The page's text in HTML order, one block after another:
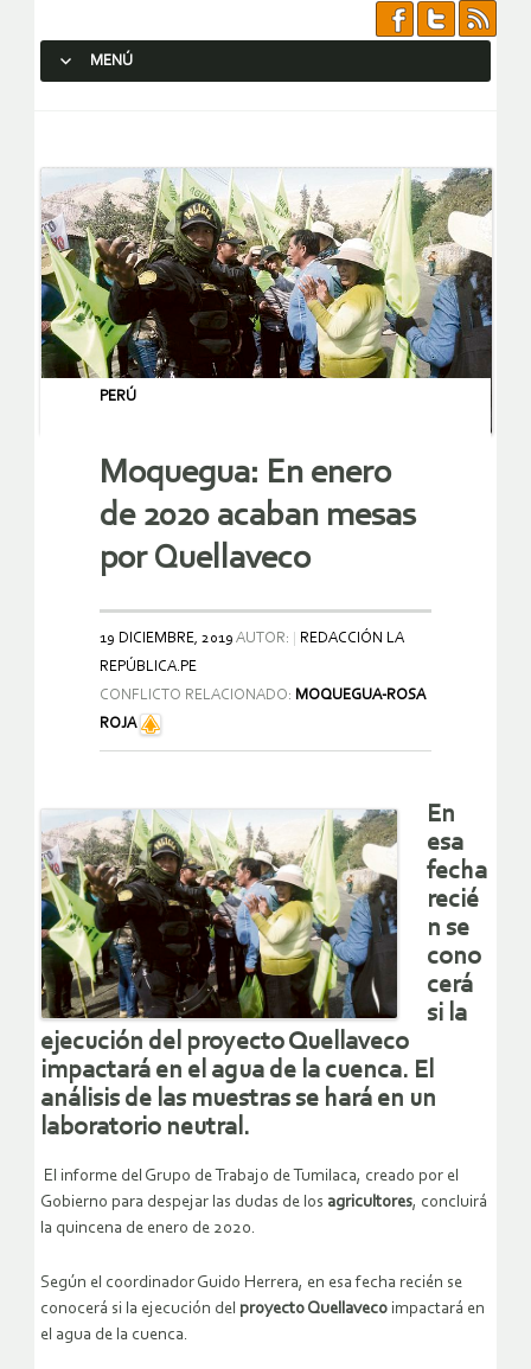
MENÚ
PERÚ
Moquegua: En enero
de 2020 acaban mesas
por Quellaveco
19 DICIEMBRE, 2019 AUTOR:
REDACCIÓN LA
REPÚBLICA.PE
CONFLICTO RELACIONADO: MOQUEGUA-ROSA
ROJA
En
esa
fecha
recié
n se
cono
cerá
si la
ejecución del proyecto Quellaveco
impactará en el agua de la cuenca. El
análisis de las muestras se hará en un
laboratorio neutral.
El informe del Grupo de Trabajo de Tumilaca, creado por el
Gobierno para despejar las dudas de los agricultores, concluirá
la quincena de enero de 2020.
Según el coordinador Guido Herrera, en esa fecha recién se
conocerá si la ejecución del proyecto Quellaveco impactará en
el agua de la cuenca.